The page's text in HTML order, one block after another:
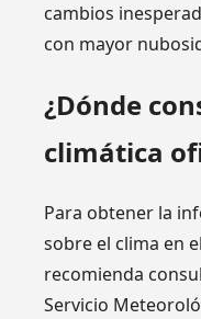
cambios
con mayor
¿Dónde
climática
Para obtener la
sobre el clima en
recomienda
Servicio